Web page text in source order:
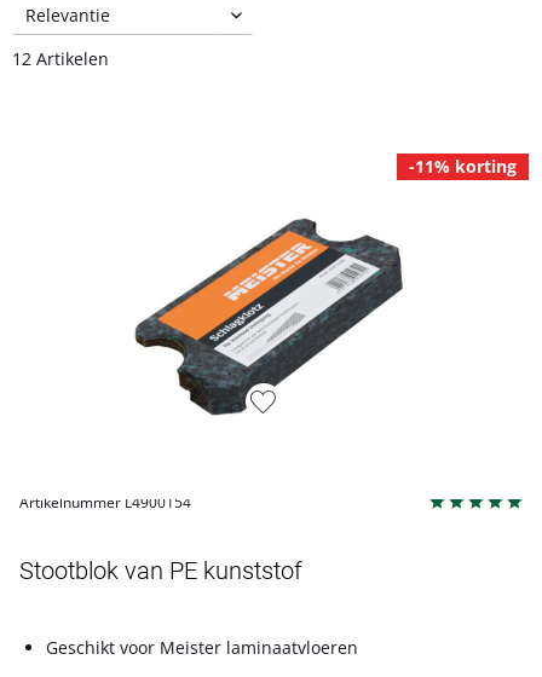
12 Artikelen
-11% korting
Artikelnummer L4900154
Stootblok van PE kunststof
Geschikt voor Meister laminaatvloeren